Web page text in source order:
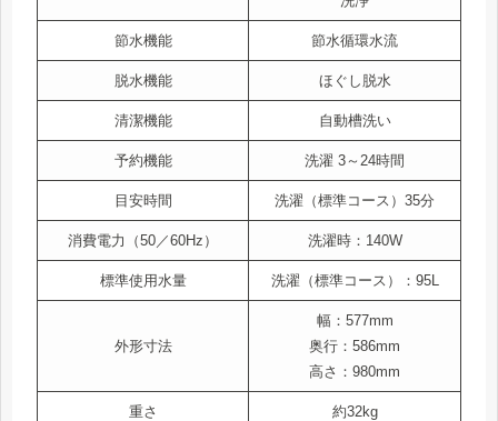
節水機能 節水循環水流
脱水機能 ほぐし脱水
清潔機能 自動槽洗い
予約機能 洗濯 3～24時間
目安時間 洗濯（標準コース）35分
消費電力（50／60Hz） 洗濯時：140W
標準使用水量 洗濯（標準コース）：95L
外形寸法
幅：577mm
奥行：586mm
高さ：980mm
重さ 約32kg